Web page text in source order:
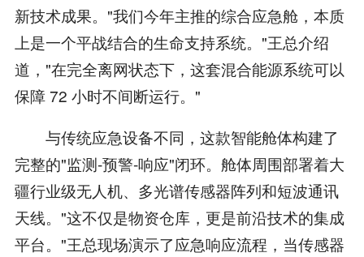
新技术成果。"我们今年主推的综合应急舱，本质
上是一个平战结合的生命支持系统。"王总介绍
道，"在完全离网状态下，这套混合能源系统可以
保障 72 小时不间断运行。"
与传统应急设备不同，这款智能舱体构建了
完整的"监测-预警-响应"闭环。舱体周围部署着大
疆行业级无人机、多光谱传感器阵列和短波通讯
天线。"这不仅是物资仓库，更是前沿技术的集成
平台。"王总现场演示了应急响应流程，当传感器